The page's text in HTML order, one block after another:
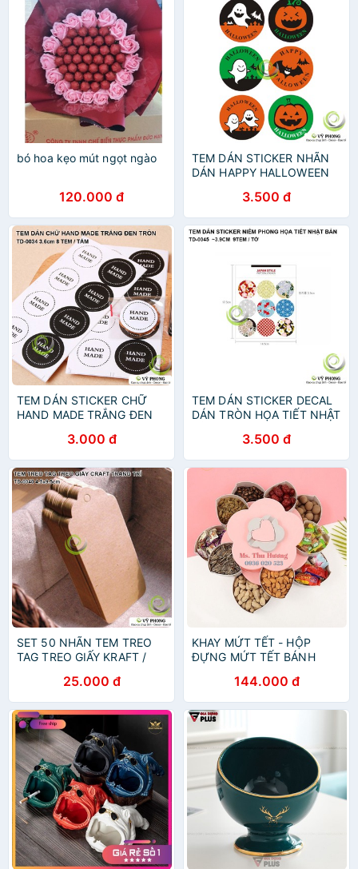
bó hoa kẹo mút ngọt ngào
120.000 đ
TEM DÁN STICKER NHÃN
DÁN HAPPY HALLOWEEN
NIÊM PHONG BAO BÌ HỘP
QUÀ BÁNH KẸO TD-0058
3.500 đ
TEM DÁN STICKER CHỮ
HAND MADE TRẮNG ĐEN
TRANG TRÍ HỘP QUÀ BAO
BÌ BÁNH KẸO TD-0034
3.000 đ
TEM DÁN STICKER DECAL
DÁN TRÒN HỌA TIẾT NHẬT
TRÍ BAO BÌ HỘP QUÀ BÁNH
KẸO TD-0045
3.500 đ
SET 50 NHÃN TEM TREO
TAG TREO GIẤY KRAFT /
GÓI HỘP QUÀ HỘP ĐỰNG
BÁNH KẸO TD-0040
25.000 đ
KHAY MỨT TẾT - HỘP
ĐỰNG MỨT TẾT BÁNH
TẦNG SIÊU TIỆN LỢI - MÓN
QUÀ TẾT ĐỘC ĐÁO
144.000 đ